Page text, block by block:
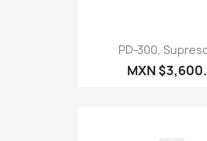
PD-300,
MXN